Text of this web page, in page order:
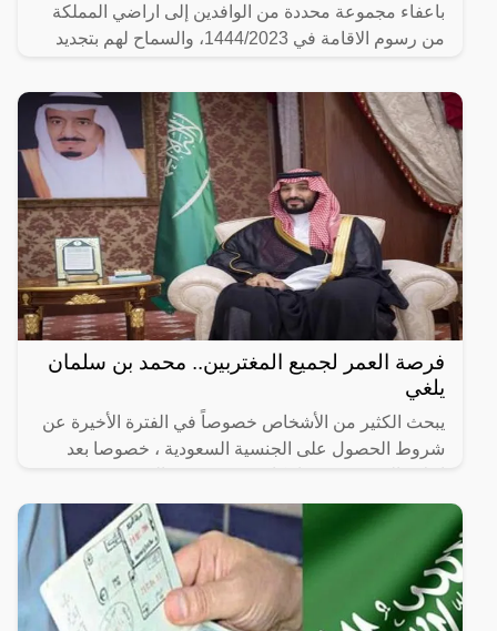
باعفاء مجموعة محددة من الوافدين إلى اراضي المملكة
من رسوم الاقامة في 1444/2023، والسماح لهم بتجديد
فرصة العمر لجميع المغتربين.. محمد بن سلمان
يلغي
يبحث الكثير من الأشخاص خصوصاً في الفترة الأخيرة عن
شروط الحصول على الجنسية السعودية ، خصوصا بعد
بالجنسية